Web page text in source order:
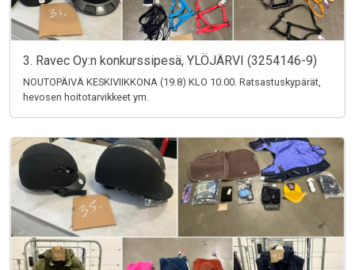
3. Ravec Oy:n konkurssipesä, YLÖJÄRVI (3254146-9)
NOUTOPÄIVÄ KESKIVIIKKONA (19.8) KLO 10.00. Ratsastuskypärät,
hevosen hoitotarvikkeet ym.